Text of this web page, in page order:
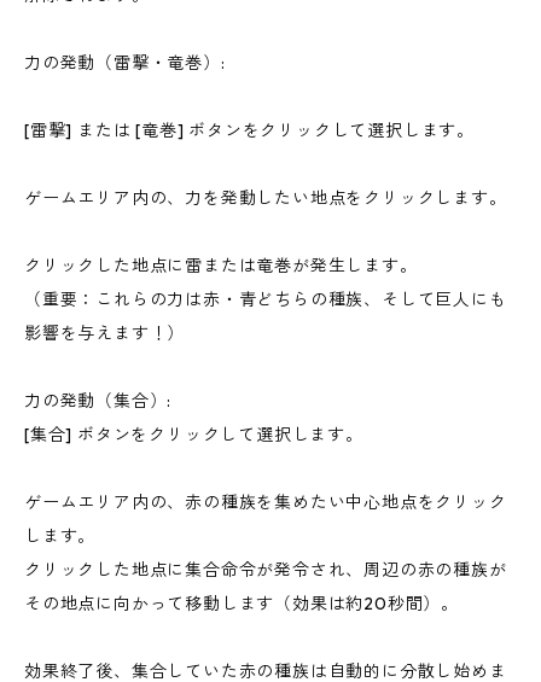
力の発動（雷撃・竜巻）:
[雷撃] または [竜巻] ボタンをクリックして選択します。
ゲームエリア内の、力を発動したい地点をクリックします。
クリックした地点に雷または竜巻が発生します。
（重要：これらの力は赤・青どちらの種族、そして巨人にも
影響を与えます！）
力の発動（集合）:
[集合] ボタンをクリックして選択します。
ゲームエリア内の、赤の種族を集めたい中心地点をクリック
します。
クリックした地点に集合命令が発令され、周辺の赤の種族が
その地点に向かって移動します（効果は約20秒間）。
効果終了後、集合していた赤の種族は自動的に分散し始めま